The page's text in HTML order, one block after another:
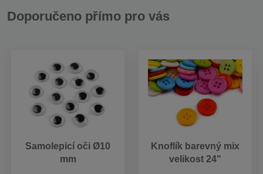
Doporučeno přímo pro vás
Samolepicí oči Ø10
mm
Knoflík barevný mix
velikost 24"